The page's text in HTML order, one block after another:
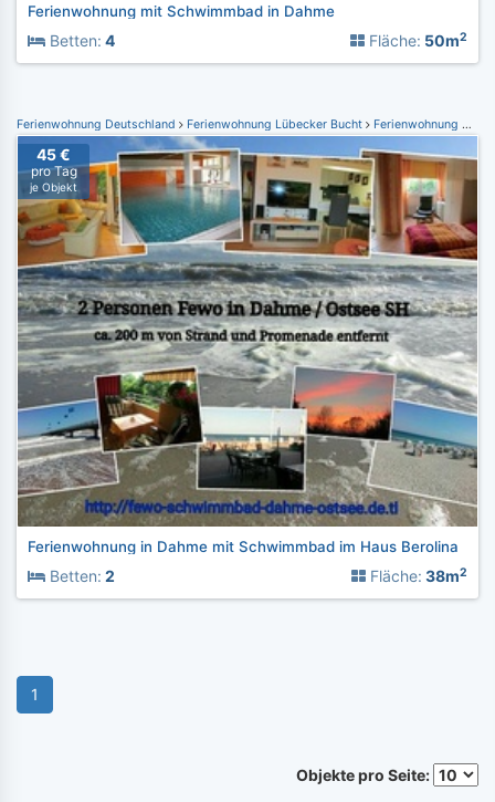
Ferienwohnung mit Schwimmbad in Dahme
Betten: 4 Fläche: 50m2
Ferienwohnung Deutschland Ferienwohnung Lübecker Bucht Ferienwohnung Dahme
45 €
pro Tag
je Objekt
Ferienwohnung in Dahme mit Schwimmbad im Haus Berolina
Betten: 2 Fläche: 38m2
1
Objekte pro Seite: